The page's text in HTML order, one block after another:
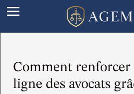
Comment renforcer
ligne des avocats